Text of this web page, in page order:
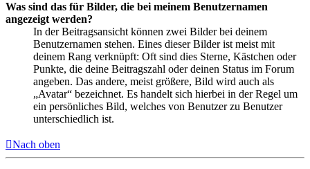
Was sind das für Bilder, die bei meinem Benutzernamen
angezeigt werden?
In der Beitragsansicht können zwei Bilder bei deinem
Benutzernamen stehen. Eines dieser Bilder ist meist mit
deinem Rang verknüpft: Oft sind dies Sterne, Kästchen oder
Punkte, die deine Beitragszahl oder deinen Status im Forum
angeben. Das andere, meist größere, Bild wird auch als
„Avatar“ bezeichnet. Es handelt sich hierbei in der Regel um
ein persönliches Bild, welches von Benutzer zu Benutzer
unterschiedlich ist.
Nach oben